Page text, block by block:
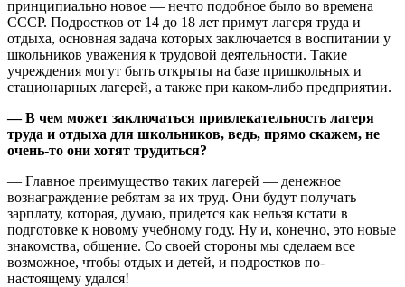
принципиально новое — нечто подобное было во времена
СССР. Подростков от 14 до 18 лет примут лагеря труда и
отдыха, основная задача которых заключается в воспитании у
школьников уважения к трудовой деятельности. Такие
учреждения могут быть открыты на базе пришкольных и
стационарных лагерей, а также при каком-либо предприятии.
— В чем может заключаться привлекательность лагеря
труда и отдыха для школьников, ведь, прямо скажем, не
очень-то они хотят трудиться?
— Главное преимущество таких лагерей — денежное
вознаграждение ребятам за их труд. Они будут получать
зарплату, которая, думаю, придется как нельзя кстати в
подготовке к новому учебному году. Ну и, конечно, это новые
знакомства, общение. Со своей стороны мы сделаем все
возможное, чтобы отдых и детей, и подростков по-
настоящему удался!